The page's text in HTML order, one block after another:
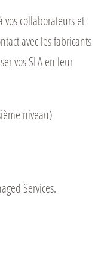
collaborateurs et
avec les fabricants
vos SLA en leur
niveau)
Services.